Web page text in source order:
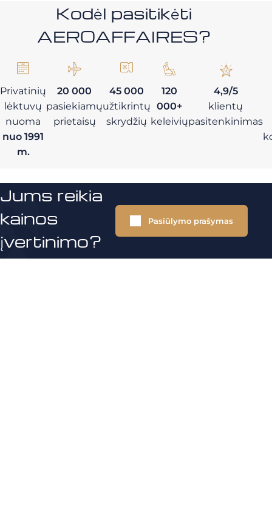
Kodėl pasitikėti
AEROAFFAIRES?
Privatinių
lėktuvų
nuoma
nuo 1991
m.
20 000
pasiekiamų
prietaisų
45 000
užtikrintų
skrydžių
120
000+
keleivių
4,9/5
klientų
pasitenkinimas
Jums reikia
kainos
įvertinimo?
Pasiūlymo prašymas